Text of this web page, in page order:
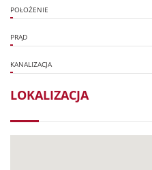
POŁOŻENIE
PRĄD
KANALIZACJA
LOKALIZACJA